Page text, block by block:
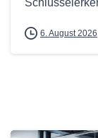
6. August 2026